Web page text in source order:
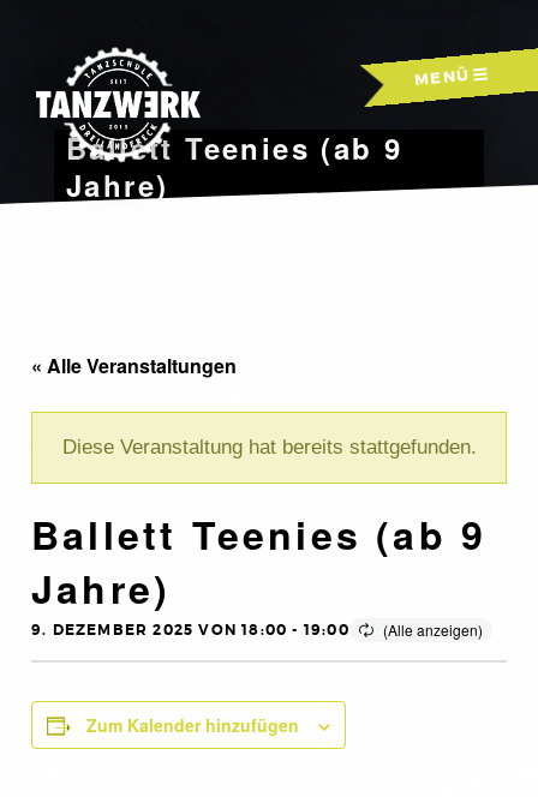
MENÜ
Ballett Teenies (ab 9
Jahre)
« Alle Veranstaltungen
Diese Veranstaltung hat bereits stattgefunden.
Ballett Teenies (ab 9
Jahre)
9. DEZEMBER 2025 VON 18:00 - 19:00
Zum Kalender hinzufügen